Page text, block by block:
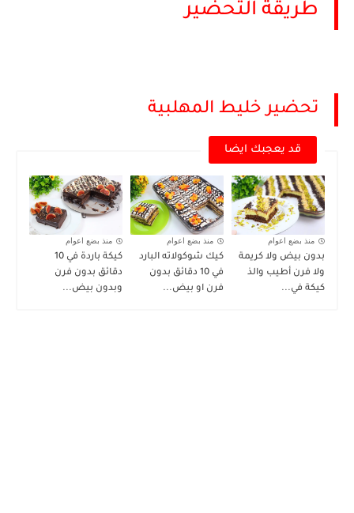
طريقة التحضير
تحضير خليط المهلبية
قد يعجبك ايضا
منذ بضع اعوام
بدون بيض ولا كريمة
ولا فرن أطيب والذ
كيكة في...
منذ بضع اعوام
كيك شوكولاته البارد
في 10 دقائق بدون
فرن او بيض...
منذ بضع اعوام
كيكة باردة في 10
دقائق بدون فرن
وبدون بيض...